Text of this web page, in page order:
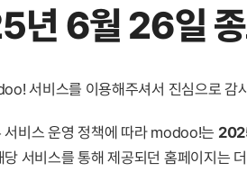
년 6월 26일
서비스를 이용해주셔서 진심으로 감
서비스 운영 정책에 따라 modoo!는
당 서비스를 통해 제공되던 홈페이지는